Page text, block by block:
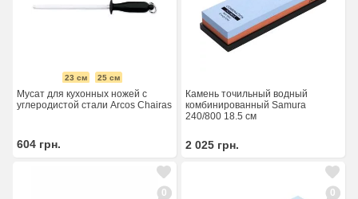
23 см 25 см
Мусат для кухонных ножей с
углеродистой стали Arcos Chairas
604 грн.
Камень точильный водный
комбинированный Samura
240/800 18.5 см
2 025 грн.
0 0